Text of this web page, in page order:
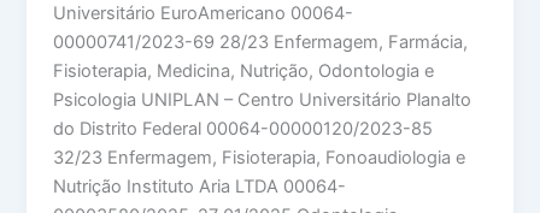
Universitário EuroAmericano 00064-
00000741/2023-69 28/23 Enfermagem, Farmácia,
Fisioterapia, Medicina, Nutrição, Odontologia e
Psicologia UNIPLAN – Centro Universitário Planalto
do Distrito Federal 00064-00000120/2023-85
32/23 Enfermagem, Fisioterapia, Fonoaudiologia e
Nutrição Instituto Aria LTDA 00064-